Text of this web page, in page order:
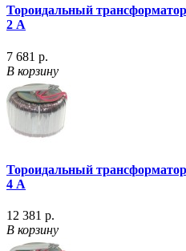
Тороидальный
2 А
7 681 р.
В корзину
Тороидальный
4 А
12 381 р.
В корзину